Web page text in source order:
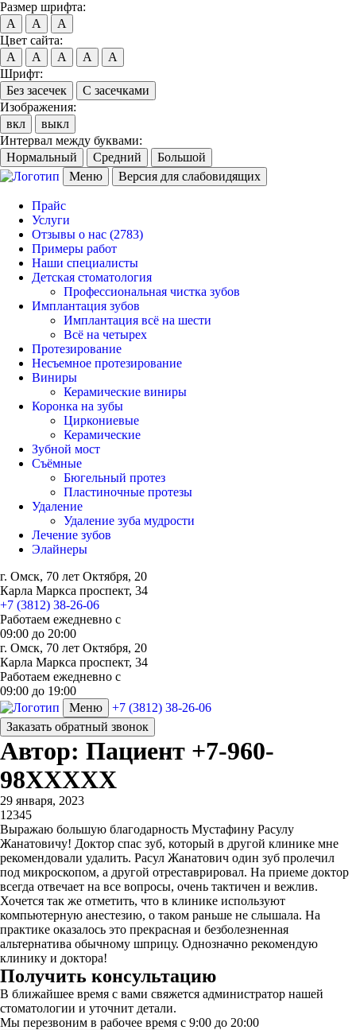
Размер шрифта:
A
A
A
Цвет сайта:
A
A A A
A
Шрифт:
Без засечек
С засечками
Изображения:
вкл
выкл
Интервал между буквами:
Нормальный
Средний
Большой
Меню
Версия для слабовидящих
Прайс
Услуги
Отзывы о нас (2783)
Примеры работ
Наши специалисты
Детская стоматология
Профессиональная чистка зубов
Имплантация зубов
Имплантация всё на шести
Всё на четырех
Протезирование
Несъемное протезирование
Виниры
Керамические виниры
Коронка на зубы
Циркониевые
Керамические
Зубной мост
Съёмные
Бюгельный протез
Пластиночные протезы
Удаление
Удаление зуба мудрости
Лечение зубов
Элайнеры
г. Омск, 70 лет Октября, 20
Карла Маркса проспект, 34
+7 (3812) 38-26-06
Работаем ежедневно с
09:00 до 20:00
г. Омск, 70 лет Октября, 20
Карла Маркса проспект, 34
Работаем ежедневно с
09:00 до 19:00
Меню
+7 (3812) 38-26-06
Заказать обратный звонок
Автор: Пациент +7-960-
98XXXXX
29 января, 2023
1 2345
Выражаю большую благодарность Мустафину Расулу
Жанатовичу! Доктор спас зуб, который в другой клинике мне
рекомендовали удалить. Расул Жанатович один зуб пролечил
под микроскопом, а другой отреставрировал. На приеме доктор
всегда отвечает на все вопросы, очень тактичен и вежлив.
Хочется так же отметить, что в клинике используют
компьютерную анестезию, о таком раньше не слышала. На
практике оказалось это прекрасная и безболезненная
альтернатива обычному шприцу. Однозначно рекомендую
клинику и доктора!
Получить консультацию
В ближайшее время с вами свяжется администратор нашей
стоматологии и уточнит детали.
Мы перезвоним в рабочее время с 9:00 до 20:00